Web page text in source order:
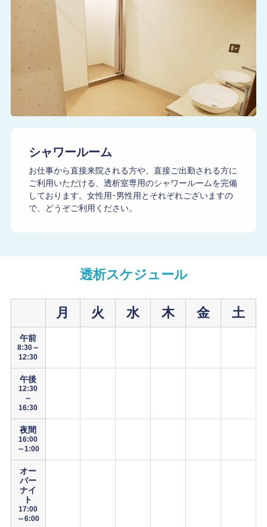
シャワールーム
お仕事から直接来院される方や、直接ご出勤される方に
ご利用いただける、透析室専用のシャワールームを完備
しております。女性用･男性用とそれぞれございますの
で、どうぞご利用ください。
透析スケジュール
月 火 水 木 金 土
午前
8:30～
12:30
午後
12:30
～
16:30
夜間
16:00
～1:00
オー
バー
ナイ
ト
17:00
～6:00